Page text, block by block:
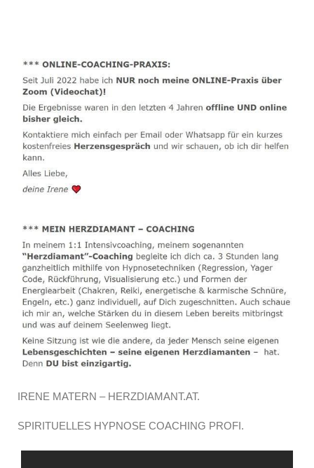
IRENE MATERN – HERZDIAMANT.AT.
SPIRITUELLES HYPNOSE COACHING PROFI.